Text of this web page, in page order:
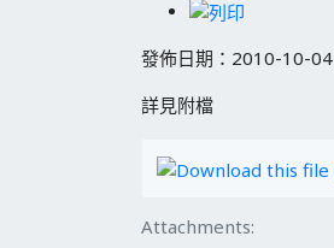
發佈日期：2010-10-04
詳見附檔
Attachments: